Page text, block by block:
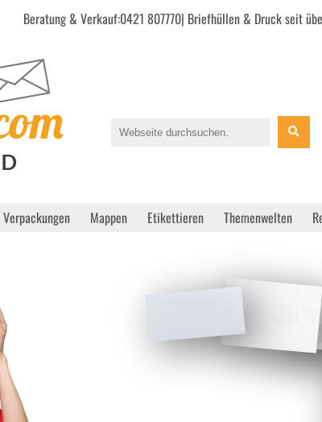
Beratung & Verkauf:0421 807770| Briefhüllen & Druck seit
Verpackungen Mappen Etikettieren Themenwelten